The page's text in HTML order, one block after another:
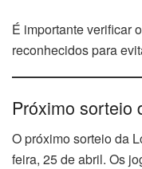
É importante verificar
reconhecidos para
Próximo sorteio
O próximo sorteio da
feira, 25 de abril. Os